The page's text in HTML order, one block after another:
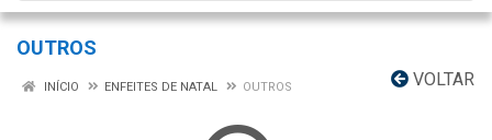
OUTROS
VOLTAR
INÍCIO ENFEITES DE NATAL OUTROS